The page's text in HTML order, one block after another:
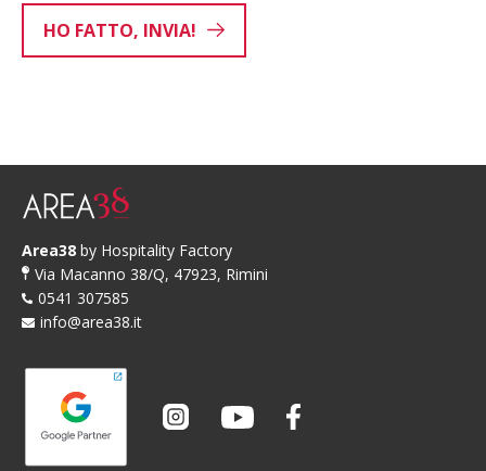
HO FATTO, INVIA!
Area38 by Hospitality Factory
Via Macanno 38/Q, 47923, Rimini
0541 307585
info@area38.it